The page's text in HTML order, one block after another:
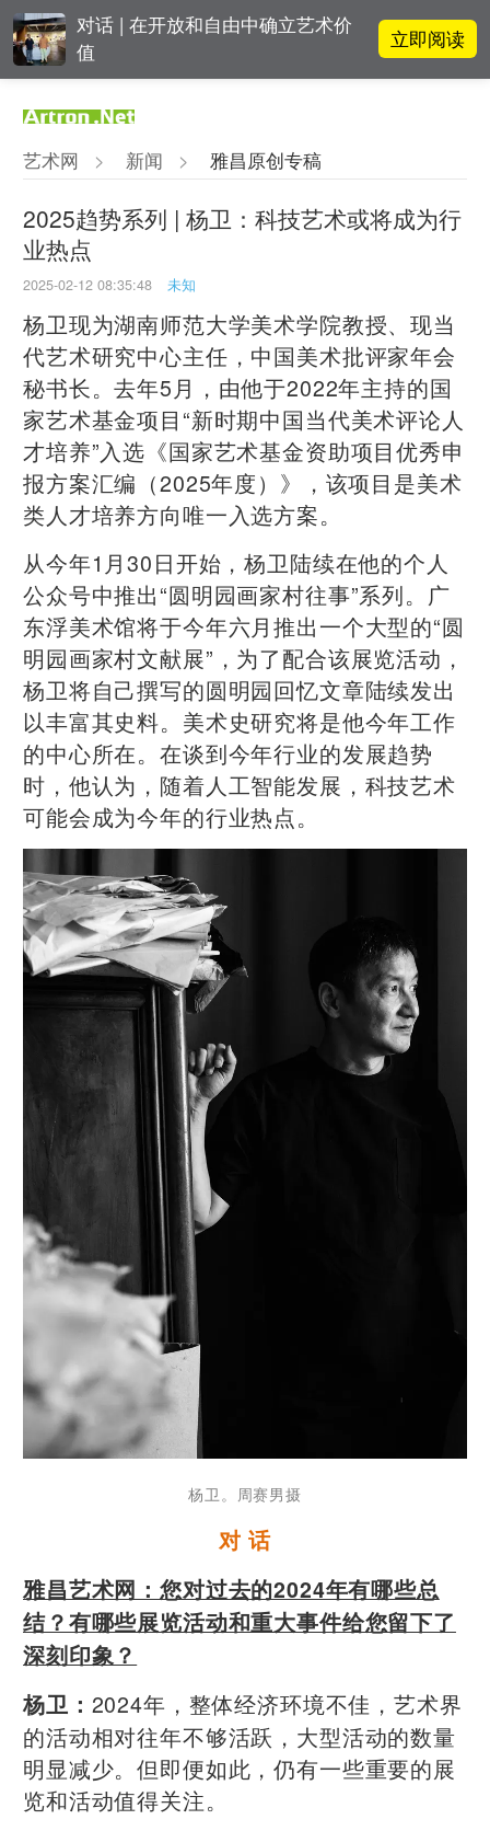
对话 | 在开放和自由中确立艺术价
值
立即阅读
粤籍留美艺术家
吕晓：北京画院两个中心十年 跨学
科带来齐白石研究新突破
“纤维”提问2022：存在何“缓”？
艺术网 > 新闻 > 雅昌原创专稿
2025趋势系列 | 杨卫：科技艺术或将成为行
业热点
2025-02-12 08:35:48 未知
杨卫现为湖南师范大学美术学院教授、现当
代艺术研究中心主任，中国美术批评家年会
秘书长。去年5月，由他于2022年主持的国
家艺术基金项目“新时期中国当代美术评论人
才培养”入选《国家艺术基金资助项目优秀申
报方案汇编（2025年度）》，该项目是美术
类人才培养方向唯一入选方案。
从今年1月30日开始，杨卫陆续在他的个人
公众号中推出“圆明园画家村往事”系列。广
东浮美术馆将于今年六月推出一个大型的“圆
明园画家村文献展”，为了配合该展览活动，
杨卫将自己撰写的圆明园回忆文章陆续发出
以丰富其史料。美术史研究将是他今年工作
的中心所在。在谈到今年行业的发展趋势
时，他认为，随着人工智能发展，科技艺术
可能会成为今年的行业热点。
杨卫。周赛男摄
对 话
雅昌艺术网：您对过去的2024年有哪些总
结？有哪些展览活动和重大事件给您留下了
深刻印象？
杨卫： 2024年，整体经济环境不佳，艺术界
的活动相对往年不够活跃，大型活动的数量
明显减少。但即便如此，仍有一些重要的展
览和活动值得关注。